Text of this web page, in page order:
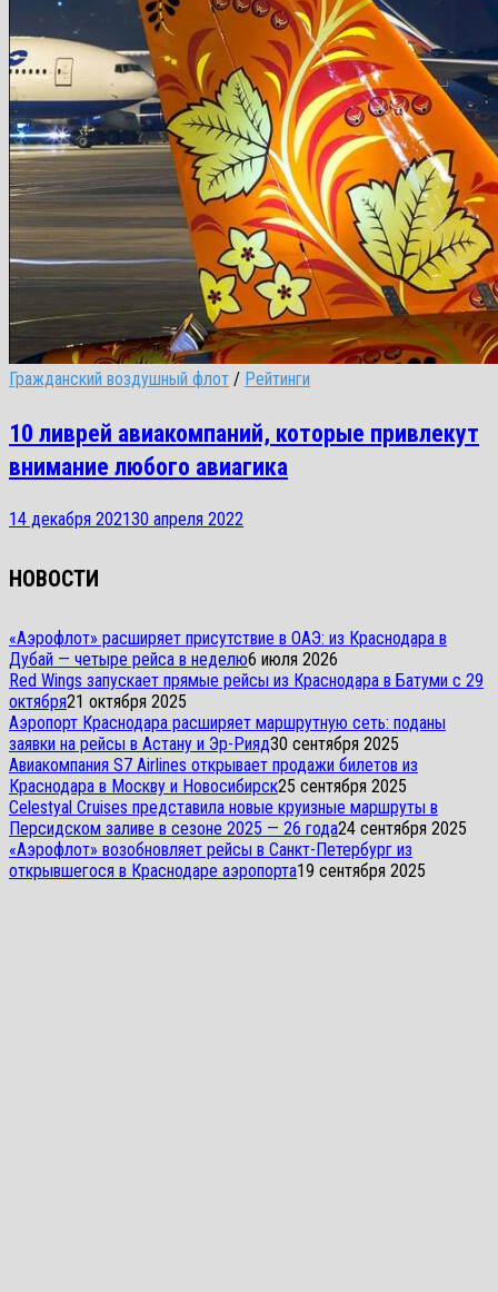
Гражданский воздушный флот / Рейтинги
10 ливрей авиакомпаний, которые привлекут
внимание любого авиагика
14 декабря 202130 апреля 2022
НОВОСТИ
«Аэрофлот» расширяет присутствие в ОАЭ: из Краснодара в
Дубай — четыре рейса в неделю6 июля 2026
Red Wings запускает прямые рейсы из Краснодара в Батуми с 29
октября21 октября 2025
Аэропорт Краснодара расширяет маршрутную сеть: поданы
заявки на рейсы в Астану и Эр-Рияд30 сентября 2025
Авиакомпания S7 Airlines открывает продажи билетов из
Краснодара в Москву и Новосибирск25 сентября 2025
Celestyal Cruises представила новые круизные маршруты в
Персидском заливе в сезоне 2025 — 26 года24 сентября 2025
«Аэрофлот» возобновляет рейсы в Санкт-Петербург из
открывшегося в Краснодаре аэропорта19 сентября 2025